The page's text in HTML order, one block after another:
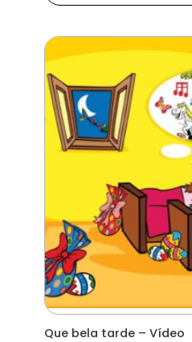
Que bela tarde – Vídeo